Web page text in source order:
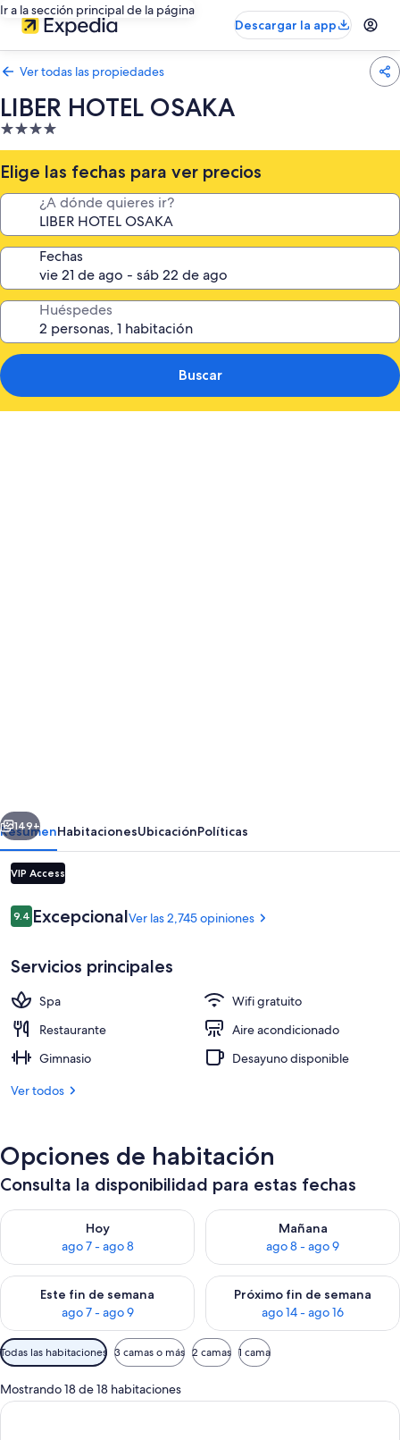
Ir a la sección principal de la página
Descargar la app
Ver todas las propiedades
LIBER HOTEL OSAKA
Propiedad
de
4.0
estrellas
Elige las fechas para ver precios
¿A dónde quieres ir?
Fechas
Huéspedes
Buscar
Terraza o patio
Siguiente
149+
ResumenHabitacionesUbicaciónPolíticas
VIP Access
Opiniones
9.49.4 de 10,
ExcepcionalVer las 2,745 opiniones
Servicios principales
Spa
Wifi gratuito
Restaurante
Aire acondicionado
Gimnasio
Desayuno disponible
Ver todos
Opciones de habitación
Consulta la disponibilidad para estas fechas
Hoy
ago 7 - ago 8
Consulta la disponibilidad para hoy ago 7 - ago 8
Mañana
ago 8 - ago 9
Consulta la disponibilidad
Este fin de semana
ago 7 - ago 9
Consulta la disponibilidad para este fin de semana ago 7 -
Próximo fin de semana
ago 14 - ago 16
Consulta la disponibilidad
Filtros
disponibles
para
las
Todas las habitaciones 3 camas o más 2 camas 1 cama
Mostrando 18 de 18 habitaciones